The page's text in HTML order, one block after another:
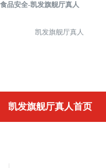
食品安全-凯发旗舰厅真人
凯发旗舰厅真人
凯发旗舰厅真人首页